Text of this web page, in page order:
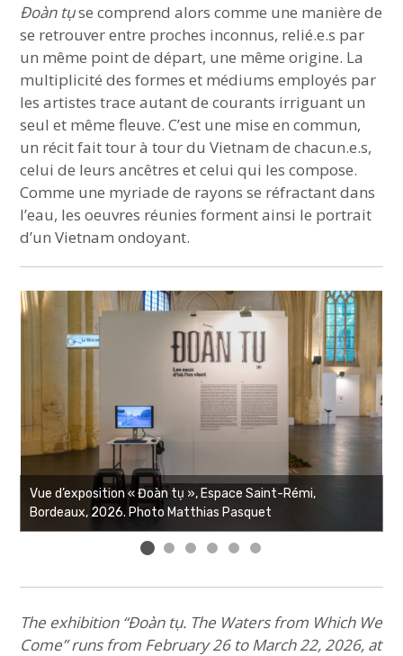
Đoàn tụse comprend alors comme une manière de
se retrouver entre proches inconnus, relié.e.s par
un même point de départ, une même origine. La
multiplicité des formes et médiums employés par
les artistes trace autant de courants irriguant un
seul et même fleuve. C’est une mise en commun,
un récit fait tour à tour du Vietnam de chacun.e.s,
celui de leurs ancêtres et celui qui les compose.
Comme une myriade de rayons se réfractant dans
l’eau, les oeuvres réunies forment ainsi le portrait
d’un Vietnam ondoyant.
Vue d’exposition « Đoàn tụ », Espace Saint-Rémi,
Bordeaux, 2026. Photo Matthias Pasquet
The exhibition “Đoàn tụ. The Waters from Which We
Come” runs from February 26 to March 22, 2026, at